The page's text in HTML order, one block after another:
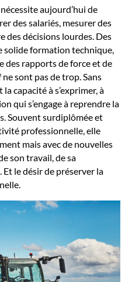
aujourd’hui de
des salariés, mesurer des
des décisions lourdes. Des
solide formation technique,
des rapports de force et de
sont pas de trop. Sans
capacité à s’exprimer, à
qui s’engage à reprendre la
Souvent surdiplômée et
professionnelle, elle
mais avec de nouvelles
son travail, de sa
le désir de préserver la